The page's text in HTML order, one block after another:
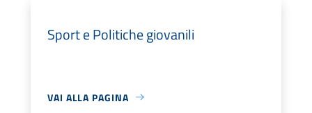
Sport e Politiche giovanili
VAI ALLA PAGINA